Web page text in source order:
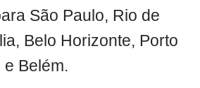
São Paulo, Rio de
Belo Horizonte, Porto
Belém.